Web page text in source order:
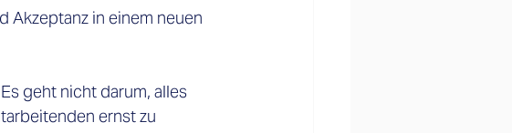
Akzeptanz in einem neuen
geht nicht darum, alles
ernst zu